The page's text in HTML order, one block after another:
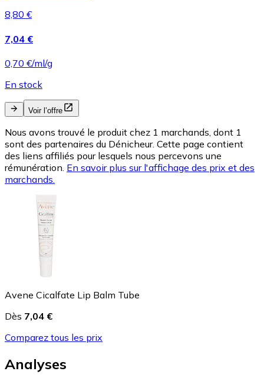
8,80 €
7,04 €
0,70 €/ml/g
En stock
Voir l’offre
Nous avons trouvé le produit chez 1 marchands, dont 1
sont des partenaires du Dénicheur. Cette page contient
des liens affiliés pour lesquels nous percevons une
rémunération. En savoir plus sur l'affichage des prix et des
marchands.
Avene Cicalfate Lip Balm Tube
Dès 7,04 €
Comparez tous les prix
Analyses